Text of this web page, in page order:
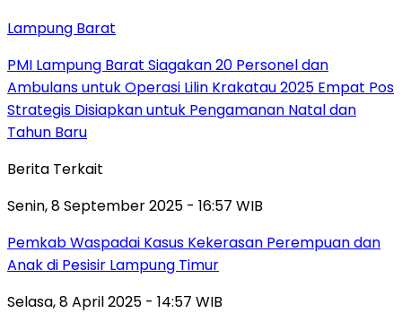
Lampung Barat
PMI Lampung Barat Siagakan 20 Personel dan
Ambulans untuk Operasi Lilin Krakatau 2025 Empat Pos
Strategis Disiapkan untuk Pengamanan Natal dan
Tahun Baru
Berita Terkait
Senin, 8 September 2025 - 16:57 WIB
Pemkab Waspadai Kasus Kekerasan Perempuan dan
Anak di Pesisir Lampung Timur
Selasa, 8 April 2025 - 14:57 WIB